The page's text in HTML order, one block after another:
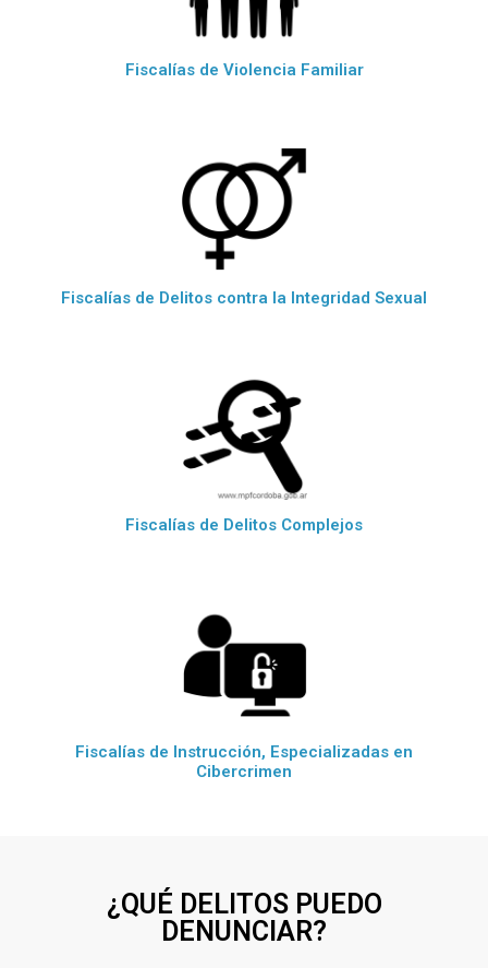
Fiscalías de Violencia Familiar
Fiscalías de Delitos contra la Integridad Sexual
Fiscalías de Delitos Complejos
Fiscalías de Instrucción, Especializadas en
Cibercrimen
¿QUÉ DELITOS PUEDO
DENUNCIAR?